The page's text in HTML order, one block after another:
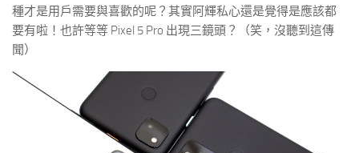
種才是用戶需要與喜歡的呢？其實阿輝私心還是覺得是應該都
要有啦！也許等等 Pixel 5 Pro 出現三鏡頭？（笑，沒聽到這傳
聞）